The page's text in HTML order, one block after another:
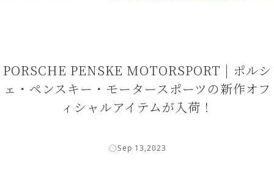
PORSCHE PENSKE MOTORSPORT | ポルシ
ェ・ペンスキー・モータースポーツの新作オフ
ィシャルアイテムが入荷！
Sep 13,2023